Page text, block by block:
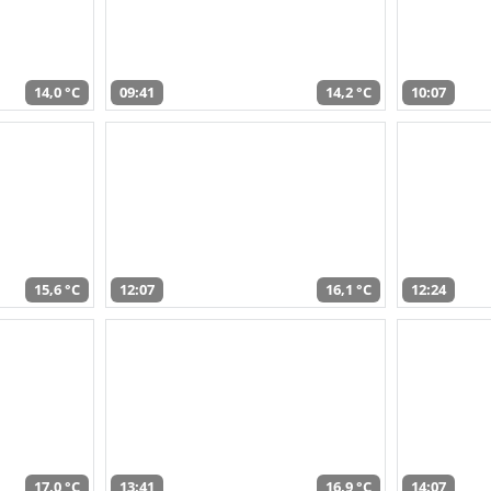
14,0 °C 09:41 14,2 °C 10:07
15,6 °C 12:07 16,1 °C 12:24
17,0 °C 13:41 16,9 °C 14:07